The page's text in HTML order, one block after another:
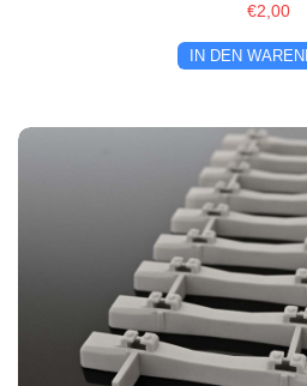
€2,00
IN DEN
Schwellenprofil: 9 Schwellen 24 cm